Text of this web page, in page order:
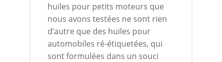
huiles pour petits moteurs que
nous avons testées ne sont rien
d’autre que des huiles pour
automobiles ré-étiquetées, qui
sont formulées dans un souci